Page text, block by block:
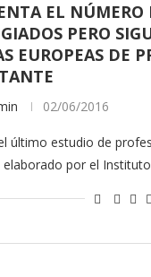
EL NÚMERO
PERO
EUROPEAS DE
02/06/2016
último estudio de
elaborado por el